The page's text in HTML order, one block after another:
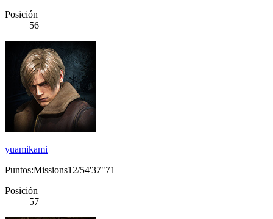
Posición
56
yuamikami
Puntos:Missions12/54'37"71
Posición
57